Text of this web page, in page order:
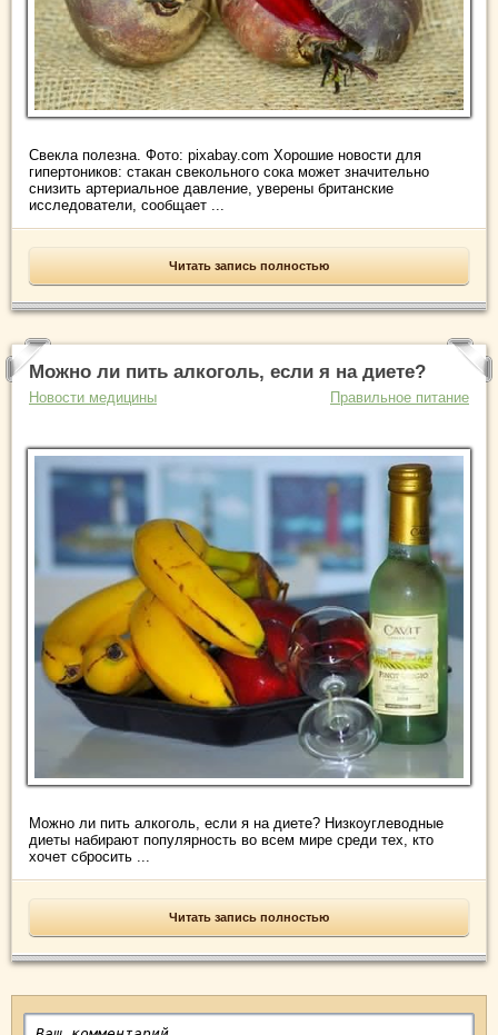
Свекла полезна. Фото: pixabay.com Хорошие новости для
гипертоников: стакан свекольного сока может значительно
снизить артериальное давление, уверены британские
исследователи, сообщает ...
Читать запись полностью
Можно ли пить алкоголь, если я на диете?
Новости медицины Правильное питание
Можно ли пить алкоголь, если я на диете? Низкоуглеводные
диеты набирают популярность во всем мире среди тех, кто
хочет сбросить ...
Читать запись полностью